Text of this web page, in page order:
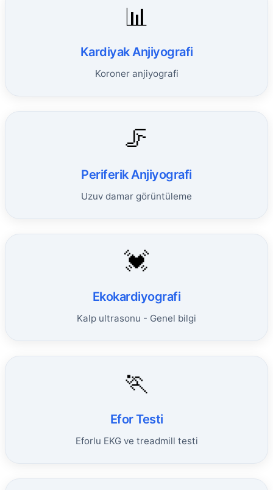
📊
Kardiyak Anjiyografi
Koroner anjiyografi
🦵
Periferik Anjiyografi
Uzuv damar görüntüleme
💓
Ekokardiyografi
Kalp ultrasonu - Genel bilgi
🏃
Efor Testi
Eforlu EKG ve treadmill testi